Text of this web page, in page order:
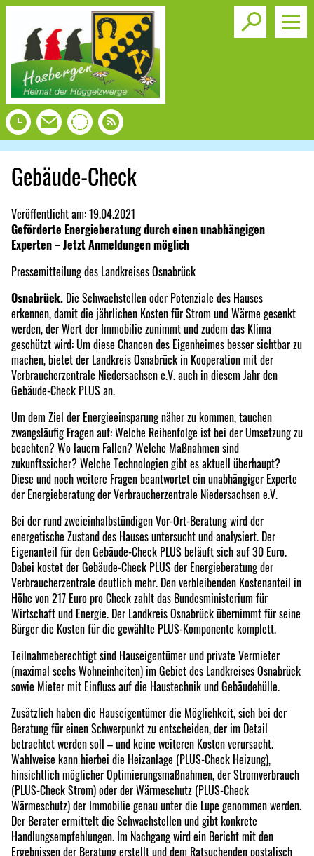
Toggle
Gebäude-Check
Veröffentlicht am:19.04.2021
Geförderte Energieberatung durch einen unabhängigen
Experten – Jetzt Anmeldungen möglich
Pressemitteilung des Landkreises Osnabrück
Osnabrück. Die Schwachstellen oder Potenziale des Hauses
erkennen, damit die jährlichen Kosten für Strom und Wärme gesenkt
werden, der Wert der Immobilie zunimmt und zudem das Klima
geschützt wird: Um diese Chancen des Eigenheimes besser sichtbar zu
machen, bietet der Landkreis Osnabrück in Kooperation mit der
Verbraucherzentrale Niedersachsen e.V. auch in diesem Jahr den
Gebäude-Check PLUS an.
Um dem Ziel der Energieeinsparung näher zu kommen, tauchen
zwangsläufig Fragen auf: Welche Reihenfolge ist bei der Umsetzung zu
beachten? Wo lauern Fallen? Welche Maßnahmen sind
zukunftssicher? Welche Technologien gibt es aktuell überhaupt?
Diese und noch weitere Fragen beantwortet ein unabhängiger Experte
der Energieberatung der Verbraucherzentrale Niedersachsen e.V.
Bei der rund zweieinhalbstündigen Vor-Ort-Beratung wird der
energetische Zustand des Hauses untersucht und analysiert. Der
Eigenanteil für den Gebäude-Check PLUS beläuft sich auf 30 Euro.
Dabei kostet der Gebäude-Check PLUS der Energieberatung der
Verbraucherzentrale deutlich mehr. Den verbleibenden Kostenanteil in
Höhe von 217 Euro pro Check zahlt das Bundesministerium für
Wirtschaft und Energie. Der Landkreis Osnabrück übernimmt für seine
Bürger die Kosten für die gewählte PLUS-Komponente komplett.
Teilnahmeberechtigt sind Hauseigentümer und private Vermieter
(maximal sechs Wohneinheiten) im Gebiet des Landkreises Osnabrück
sowie Mieter mit Einfluss auf die Haustechnik und Gebäudehülle.
Zusätzlich haben die Hauseigentümer die Möglichkeit, sich bei der
Beratung für einen Schwerpunkt zu entscheiden, der im Detail
betrachtet werden soll – und keine weiteren Kosten verursacht.
Wahlweise kann hierbei die Heizanlage (PLUS-Check Heizung),
hinsichtlich möglicher Optimierungsmaßnahmen, der Stromverbrauch
(PLUS-Check Strom) oder der Wärmeschutz (PLUS-Check
Wärmeschutz) der Immobilie genau unter die Lupe genommen werden.
Der Berater ermittelt die Schwachstellen und gibt konkrete
Handlungsempfehlungen. Im Nachgang wird ein Bericht mit den
Ergebnissen der Beratung erstellt und dem Ratsuchenden postalisch